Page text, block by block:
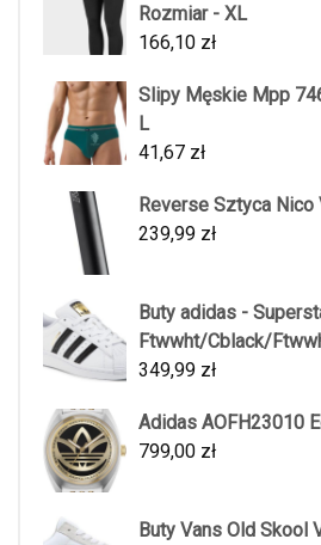
Rozmiar - XL
166,10 zł
Slipy Męskie Mpp
L
41,67 zł
Reverse Sztyca Nico
239,99 zł
Buty adidas -
Ftwwht/Cblack/
349,99 zł
Adidas AOFH23010
799,00 zł
Buty Vans Old Skool